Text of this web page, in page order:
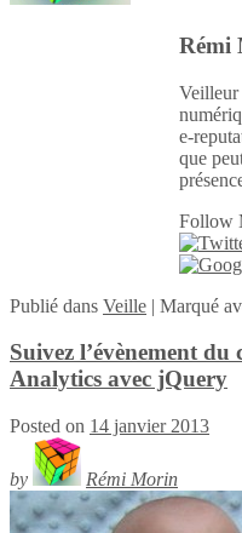
Rémi
Veilleur
e-
que
Follow
Publié dans Veille | Marqué
Suivez l’évènement
Analytics avec jQuery
Posted on 14 janvier 2013
by Rémi Morin